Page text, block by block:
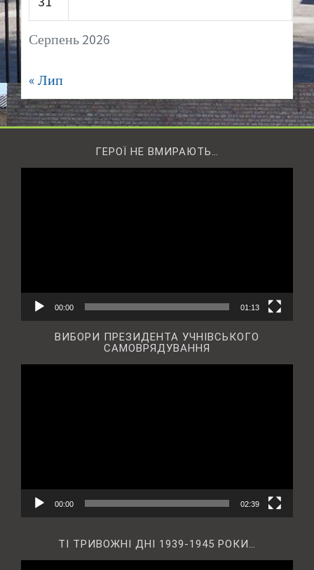
Серпень 2026
« Лип
ГЕРОЇ НЕ ВМИРАЮТЬ…
00:00 01:13
ВИБОРИ ПРЕЗИДЕНТА УЧНІВСЬКОГО
САМОВРЯДУВАННЯ
00:00 02:39
ТІ ТРИВОЖНІ ДНІ 1939-1945 РОКИ…